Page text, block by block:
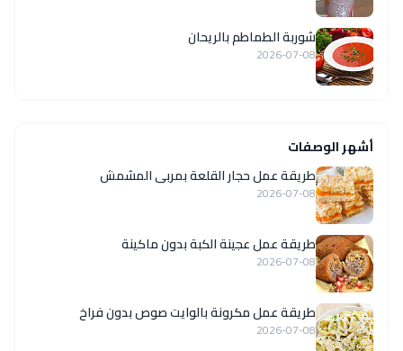
شوربة الطماطم بالريحان
2026-07-08
أشهر الوصفات
طريقة عمل حجار القلعة بمربى المشمش
2026-07-08
طريقة عمل عجينة الكبة بدون ماكينة
2026-07-08
طريقة عمل مكرونة بالوايت صوص بدون فراخ
2026-07-08